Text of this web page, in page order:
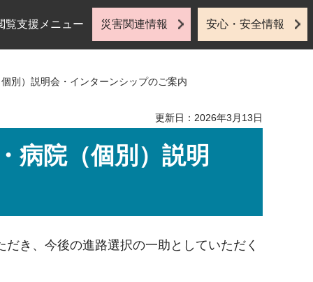
覧支援メニュー 災害関連情報 安心・安全情報
別）説明会・インターンシップのご案内
更新日：2026年3月13日
病院（個別）説明
き、今後の進路選択の一助としていただく